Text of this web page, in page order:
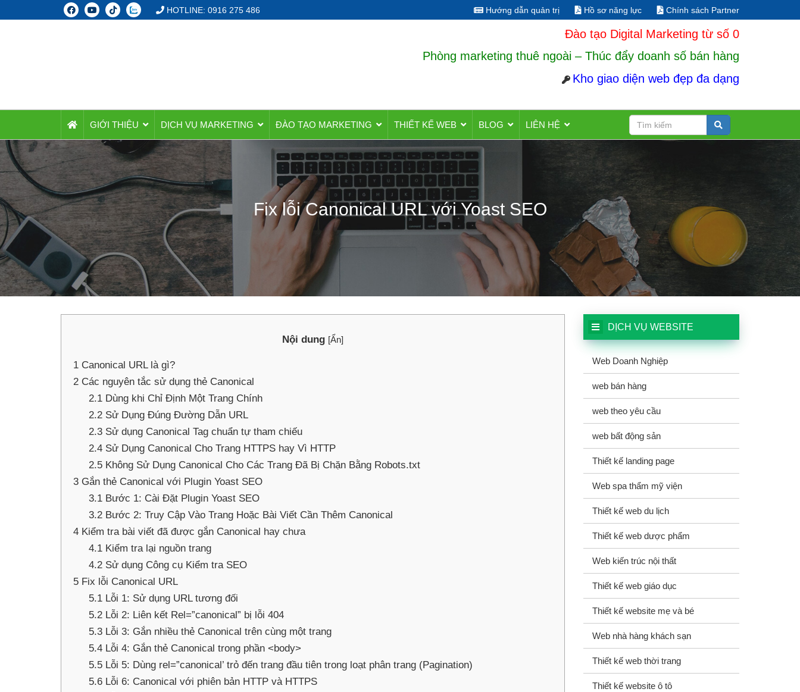
HOTLINE: 0916 275 486 Hướng dẫn quản trị Hồ sơ năng lực Chính sách Partner
Đào tạo Digital Marketing từ số 0
Phòng marketing thuê ngoài – Thúc đẩy doanh số bán hàng
Kho giao diện web đẹp đa dạng
GIỚI THIỆU DỊCH VỤ MARKETING ĐÀO TẠO MARKETING THIẾT KẾ WEB BLOG LIÊN HỆ
Fix lỗi Canonical URL với Yoast SEO
Nội dung [Ẩn]
1 Canonical URL là gì?
2 Các nguyên tắc sử dụng thẻ Canonical
2.1Dùng khi Chỉ Định Một Trang Chính
2.2Sử Dụng Đúng Đường Dẫn URL
2.3Sử dụng Canonical Tag chuẩn tự tham chiếu
2.4Sử Dụng Canonical Cho Trang HTTPS hay Vì HTTP
2.5Không Sử Dụng Canonical Cho Các Trang Đã Bị Chặn Bằng Robots.txt
3 Gắn thẻ Canonical với Plugin Yoast SEO
3.1Bước 1: Cài Đặt Plugin Yoast SEO
3.2Bước 2: Truy Cập Vào Trang Hoặc Bài Viết Cần Thêm Canonical
4 Kiểm tra bài viết đã được gắn Canonical hay chưa
4.1Kiểm tra lại nguồn trang
4.2Sử dụng Công cụ Kiểm tra SEO
5 Fix lỗi Canonical URL
5.1Lỗi 1: Sử dụng URL tương đối
5.2Lỗi 2: Liên kết Rel=”canonical” bị lỗi 404
5.3Lỗi 3: Gắn nhiều thẻ Canonical trên cùng một trang
5.4Lỗi 4: Gắn thẻ Canonical trong phần <body>
5.5Lỗi 5: Dùng rel=”canonical’ trỏ đến trang đầu tiên trong loạt phân trang (Pagination)
5.6Lỗi 6: Canonical với phiên bản HTTP và HTTPS
DỊCH VỤ WEBSITE
Web Doanh Nghiệp
web bán hàng
web theo yêu cầu
web bất động sản
Thiết kế landing page
Web spa thẩm mỹ viện
Thiết kế web du lịch
Thiết kế web dược phẩm
Web kiến trúc nội thất
Thiết kế web giáo dục
Thiết kế website mẹ và bé
Web nhà hàng khách sạn
Thiết kế web thời trang
Thiết kế website ô tô